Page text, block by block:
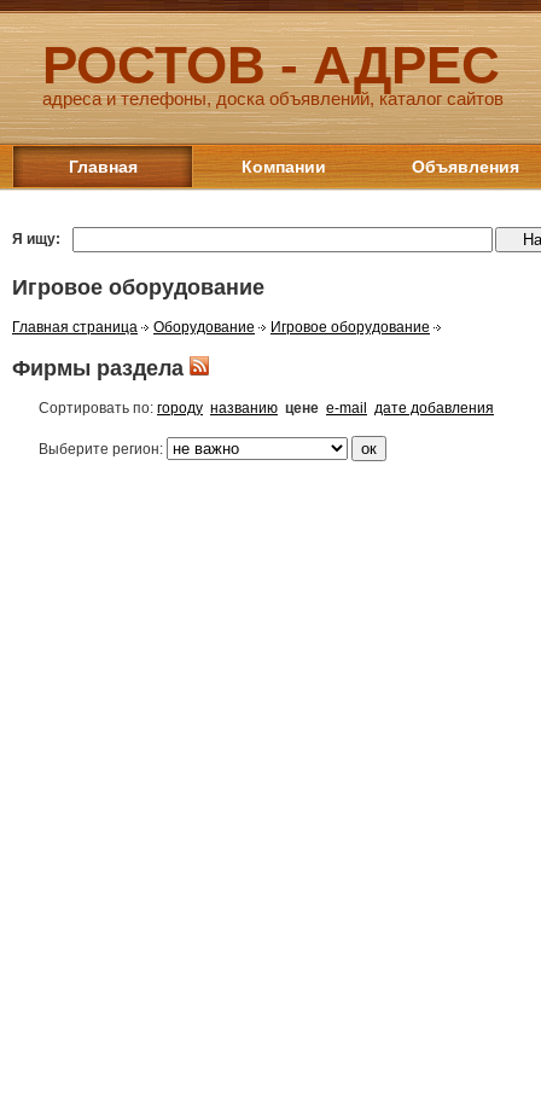
РОСТОВ - АДРЕС
адреса и телефоны, доска объявлений, каталог сайтов
Главная Компании Объявления
Я ищу:
Игровое оборудование
Главная страница Оборудование Игровое оборудование
Фирмы раздела
Сортировать по: городу названию цене e-mail дате добавления
Выберите регион: